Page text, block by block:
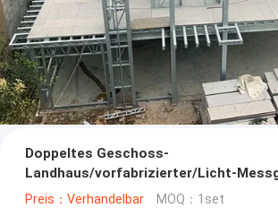
Doppeltes Geschoss-
Landhaus/vorfabrizierter/Licht-
Stahl/kaltes - gebildeter Stahl
Preis：Verhandelbar MOQ：1set